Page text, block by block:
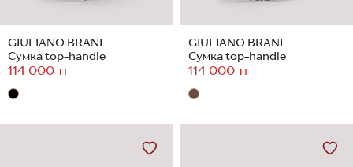
GIULIANO BRANI
Сумка top-handle
114 000 тг
GIULIANO BRANI
Сумка top-handle
114 000 тг